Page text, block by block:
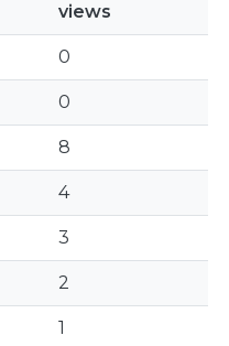
views
0
0
8
4
3
2
1